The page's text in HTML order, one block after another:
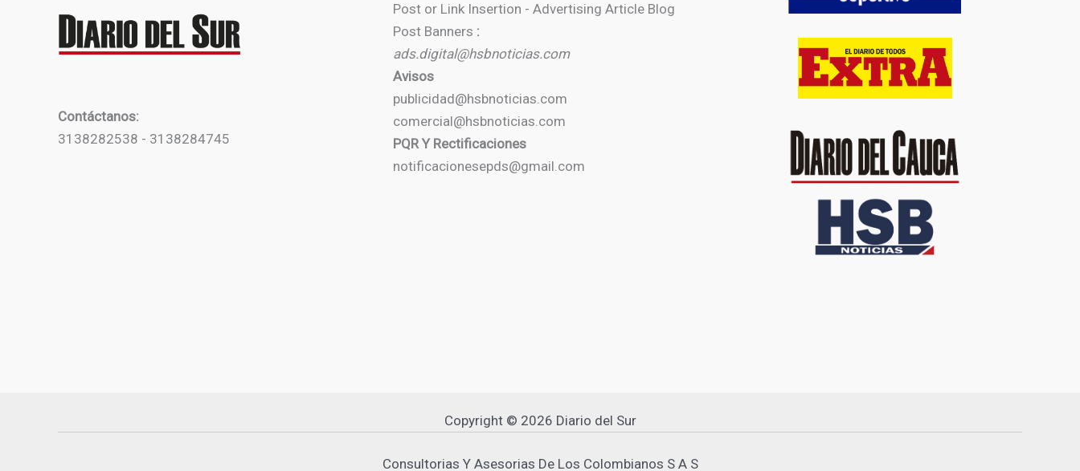
Contáctanos:
3138282538 - 3138284745
Post or Link Insertion - Advertising Article Blog
Post Banners :
ads.digital@hsbnoticias.com
Avisos
publicidad@hsbnoticias.com
comercial@hsbnoticias.com
PQR Y Rectificaciones
notificacionesepds@gmail.com
Copyright © 2026 Diario del Sur
Consultorias Y Asesorias De Los Colombianos S A S